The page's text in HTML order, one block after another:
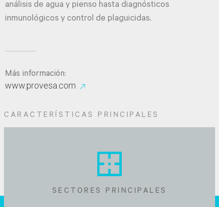
análisis de agua y pienso hasta diagnósticos
inmunológicos y control de plaguicidas.
Más información:
www.provesa.com
CARACTERÍSTICAS PRINCIPALES
SECTORES PRINCIPALES